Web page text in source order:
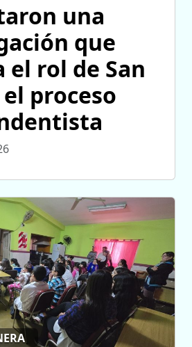
una
que
el rol de San
proceso